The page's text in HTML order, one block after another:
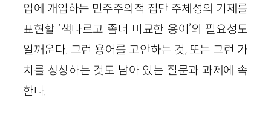
입에 개입하는 민주주의적 집단 주체성의 기제를
표현할 ‘색다르고 좀더 미묘한 용어’의 필요성도
일깨운다. 그런 용어를 고안하는 것, 또는 그런 가
치를 상상하는 것도 남아 있는 질문과 과제에 속
한다.